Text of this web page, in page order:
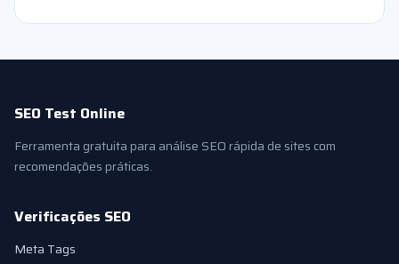
SEO Test Online
Ferramenta gratuita para análise SEO rápida de sites com
recomendações práticas.
Verificações SEO
Meta Tags